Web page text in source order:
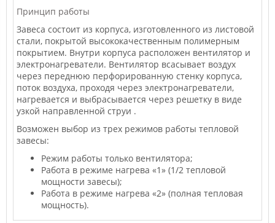
Принцип работы
Завеса состоит из корпуса, изготовленного из листовой
стали, покрытой высококачественным полимерным
покрытием. Внутри корпуса расположен вентилятор и
электронагреватели. Вентилятор всасывает воздух
через переднюю перфорированную стенку корпуса,
поток воздуха, проходя через электронагреватели,
нагревается и выбрасывается через решетку в виде
узкой направленной струи .
Возможен выбор из трех режимов работы тепловой
завесы:
Режим работы только вентилятора;
Работа в режиме нагрева «1» (1/2 тепловой
мощности завесы);
Работа в режиме нагрева «2» (полная тепловая
мощность).